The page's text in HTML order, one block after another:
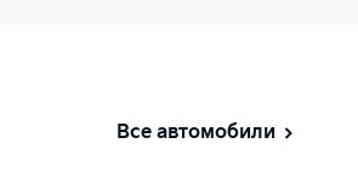
Все автомобили